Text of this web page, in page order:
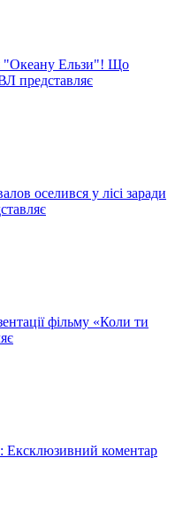
"Океану Ельзи"! Що
представляє
оселився у лісі заради
фільму «Коли ти
коментар